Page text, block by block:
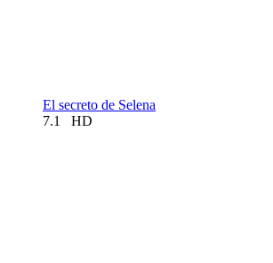
El secreto de Selena
7.1
HD